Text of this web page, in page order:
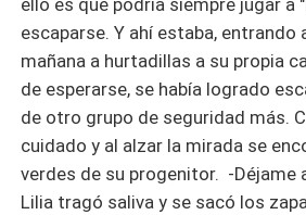
ello es que podría siempre jugar a
escaparse. Y ahí estaba, entrando
mañana a hurtadillas a su propia
de esperarse, se había logrado
de otro grupo de seguridad más.
cuidado y al alzar la mirada se
verdes de su progenitor. -Déjame
Lilia tragó saliva y se sacó los